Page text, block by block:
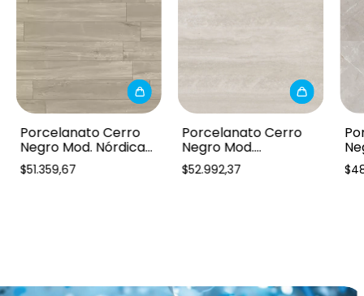
Porcelanato Cerro
Negro Mod. Nórdica
21x122cm 1ra
$51.359,67
Porcelanato Cerro
Negro Mod.
Travertino Romano
82x82cm 1ra
$52.992,37 1ra